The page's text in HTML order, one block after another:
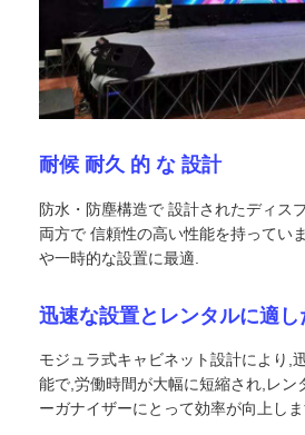
VRショー
工場見学
ニュース
耐候 耐久 的 な 設計
防水・防塵構造で 設計されたディス
両方で 信頼性の高い性能を持ってい
や一時的な設置に最適.
迅速な設置とレンタルに適し
モジュラ式キャビネット設計により,
能で,労働時間が大幅に短縮され,レン
ーガナイザーにとって効率が向上しま